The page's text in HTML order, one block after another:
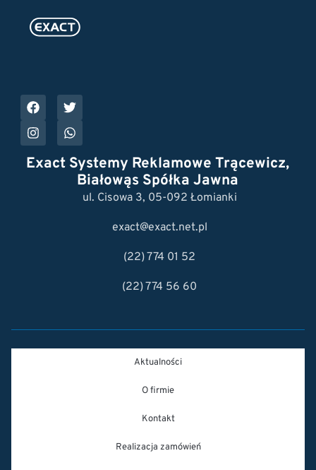
Exact Systemy Reklamowe Trącewicz,
Białowąs Spółka Jawna
ul. Cisowa 3, 05-092 Łomianki
exact@exact.net.pl
(22) 774 01 52
(22) 774 56 60
Aktualności
O firmie
Kontakt
Realizacja zamówień